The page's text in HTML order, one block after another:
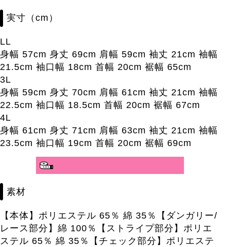
実寸（cm）
LL
身幅 57cm 身丈 69cm 肩幅 59cm 袖丈 21cm 袖幅
21.5cm 袖口幅 18cm 首幅 20cm 裾幅 65cm
3L
身幅 59cm 身丈 70cm 肩幅 61cm 袖丈 21cm 袖幅
22.5cm 袖口幅 18.5cm 首幅 20cm 裾幅 67cm
4L
身幅 61cm 身丈 71cm 肩幅 63cm 袖丈 21cm 袖幅
23.5cm 袖口幅 19cm 首幅 20cm 裾幅 69cm
素材
【本体】ポリエステル 65％ 綿 35％【ダンガリー/
レース部分】綿 100％【ストライプ部分】ポリエ
ステル 65％ 綿 35％【チェック部分】ポリエステ